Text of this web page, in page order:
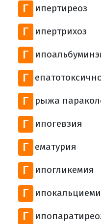
Г ипертиреоз
Г ипертрихоз
Г
Г
Г рыжа
Г ипогевзия
Г ематурия
Г ипогликемия
Г
Г